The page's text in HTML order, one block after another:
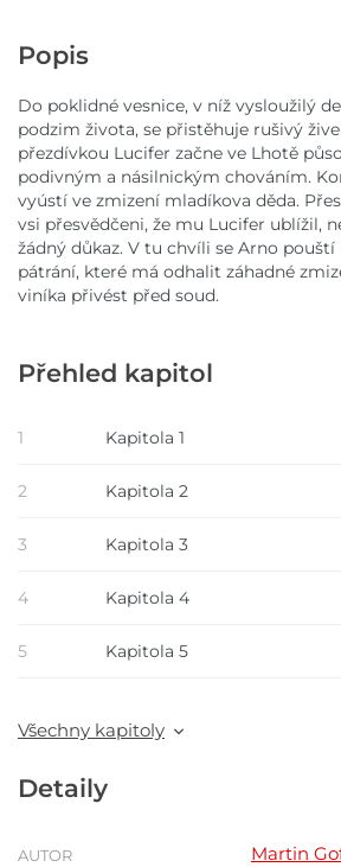
Popis
Do poklidné vesnice, v níž vysloužilý
podzim života, se přistěhuje rušivý
přezdívkou Lucifer začne ve Lhotě
podivným a násilnickým chováním.
vyústí ve zmizení mladíkova děda.
vsi přesvědčeni, že mu Lucifer ublížil,
žádný důkaz. V tu chvíli se Arno
pátrání, které má odhalit záhadné
viníka přivést před soud.
Přehled kapitol
1 Kapitola 1
2 Kapitola 2
3 Kapitola 3
4 Kapitola 4
5 Kapitola 5
Všechny kapitoly
Detaily
AUTOR Martin